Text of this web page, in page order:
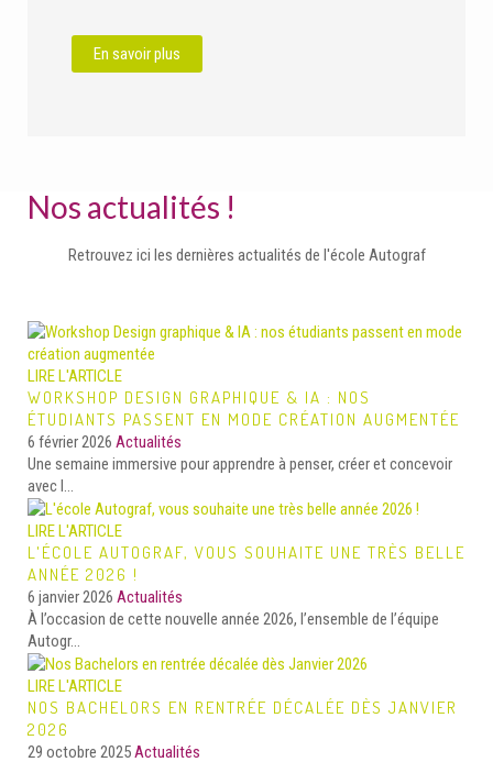
En savoir plus
Nos actualités !
Retrouvez ici les dernières actualités de l'école Autograf
LIRE L'ARTICLE
WORKSHOP DESIGN GRAPHIQUE & IA : NOS
ÉTUDIANTS PASSENT EN MODE CRÉATION AUGMENTÉE
6 février 2026 Actualités
Une semaine immersive pour apprendre à penser, créer et concevoir
avec l...
LIRE L'ARTICLE
L'ÉCOLE AUTOGRAF, VOUS SOUHAITE UNE TRÈS BELLE
ANNÉE 2026 !
6 janvier 2026 Actualités
À l’occasion de cette nouvelle année 2026, l’ensemble de l’équipe
Autogr...
LIRE L'ARTICLE
NOS BACHELORS EN RENTRÉE DÉCALÉE DÈS JANVIER
2026
29 octobre 2025Actualités